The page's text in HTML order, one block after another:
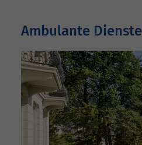
Ambulante Dienste